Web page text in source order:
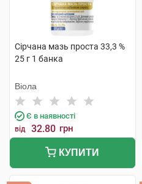
Сірчана мазь проста 33,3 %
25 г 1 банка
Віола
Є в наявності
від 32.80 грн
КУПИТИ